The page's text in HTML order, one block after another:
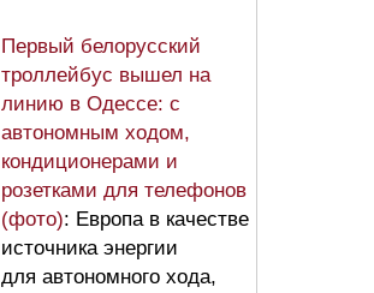
Первый белорусский
троллейбус вышел на
линию в Одессе: с
автономным ходом,
кондиционерами и
розетками для телефонов
(фото): Европа в качестве
источника энергии
для автономного хода,